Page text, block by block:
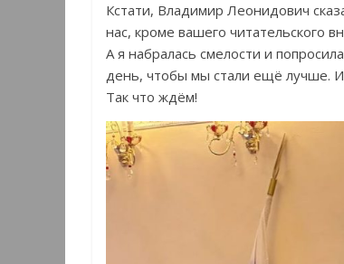
Кстати, Владимир Леонидович
нас, кроме вашего читательского
А я набралась смелости и
день, чтобы мы стали ещё лучше.
Так что ждём!